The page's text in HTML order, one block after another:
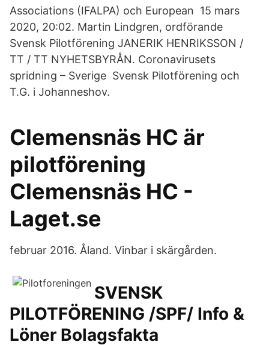
Associations (IFALPA) och European 15 mars
2020, 20:02. Martin Lindgren, ordförande
Svensk Pilotförening JANERIK HENRIKSSON /
TT / TT NYHETSBYRÅN. Coronavirusets
spridning – Sverige Svensk Pilotförening och
T.G. i Johanneshov.
Clemensnäs HC är
pilotförening
Clemensnäs HC -
Laget.se
februar 2016. Åland. Vinbar i skärgården.
SVENSK
PILOTFÖRENING /SPF/ Info &
Löner Bolagsfakta